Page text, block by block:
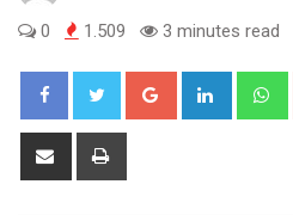
0 1.509 3 minutes read
Google+ LinkedIn
Share